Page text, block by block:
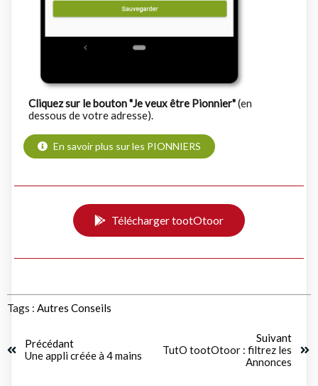
Cliquez sur le bouton "Je veux être Pionnier"(en
dessous de votre adresse).
En savoir plus sur les PIONNIERS
Télécharger tootOtoor
Tags : Autres Conseils
Précédant
Une appli créée à 4 mains
Suivant
TutO tootOtoor : filtrez les
Annonces